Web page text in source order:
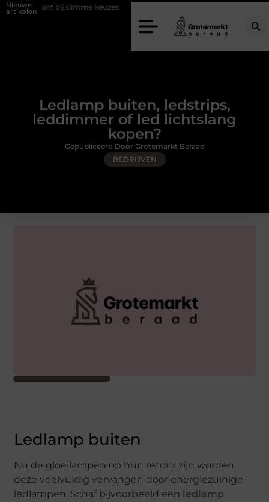
Nieuwe
artikelen
slimme keuzes Waarom kiezen voor een rijschool in Utrecht?
Ledlamp buiten, ledstrips,
leddimmer of led lichtslang
kopen?
BEDRIJVEN
Gepubliceerd Door Grotemarkt Beraad
Ledlamp buiten
Nu de gloeilampen op hun retour zijn worden
deze veelvuldig vervangen door energiezuinige
ledlampen. Schaf bijvoorbeeld een
ledlamp